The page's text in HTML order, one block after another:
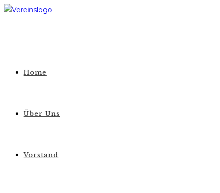
Zum
Home
Über Uns
Vorstand